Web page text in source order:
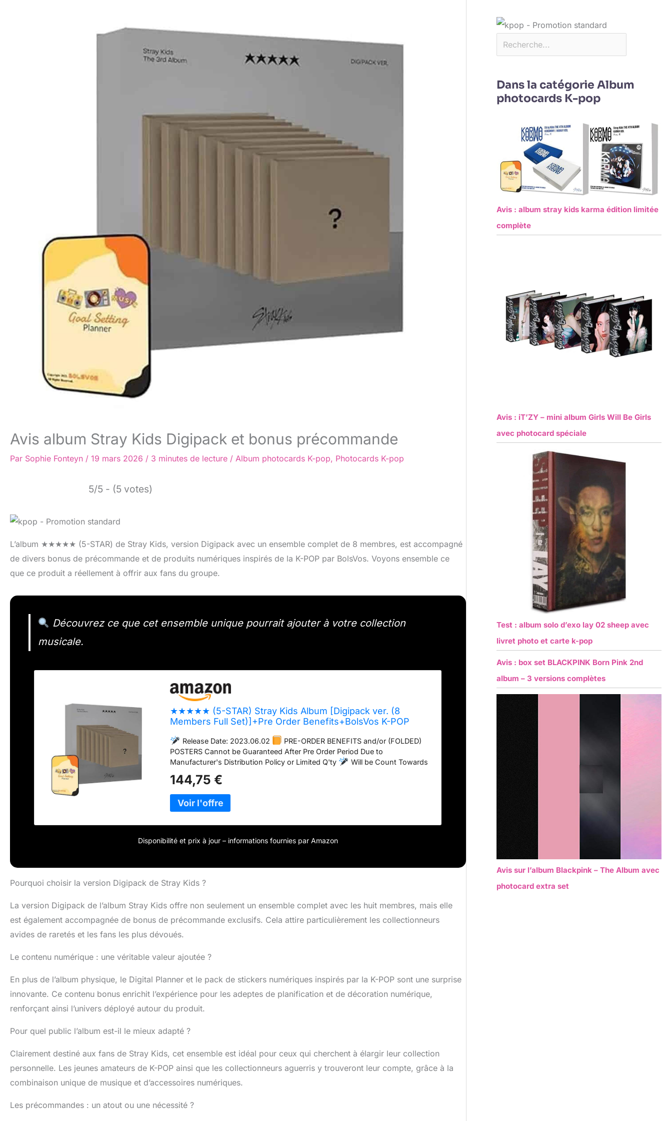
Avis album Stray Kids Digipack et bonus précommande
Par Sophie Fonteyn / 19 mars 2026 / 3 minutes de lecture / Album photocards K-pop, Photocards K-pop
5/5 - (5 votes)
L’album ★★★★★ (5-STAR) de Stray Kids, version Digipack avec un ensemble complet de 8 membres, est accompagné
de divers bonus de précommande et de produits numériques inspirés de la K-POP par BolsVos. Voyons ensemble ce
que ce produit a réellement à offrir aux fans du groupe.
Découvrez ce que cet ensemble unique pourrait ajouter à votre collection
musicale.
★★★★★ (5-STAR) Stray Kids Album [Digipack ver. (8
Members Full Set)]+Pre Order Benefits+BolsVos K-POP
ALBUM)
Release Date: 2023.06.02
PRE-ORDER BENEFITS and/or (FOLDED)
POSTERS Cannot be Guaranteed After Pre Order Period Due to
Manufacturer's Distribution Policy or Limited Q'ty
Will be Count Towards
Company (No. N2002M006)
BolsVos - All Rights Reserved / Warning: Unauthorized Selling Activity
Without Official Permission from BolsVos MUST BE REPORTED to Amazon as
& Trustworthy Local Delivery Service)
144,75 €
Disponibilité et prix à jour – informations fournies par Amazon
Pourquoi choisir la version Digipack de Stray Kids ?
La version Digipack de l’album Stray Kids offre non seulement un ensemble complet avec les huit membres, mais elle
est également accompagnée de bonus de précommande exclusifs. Cela attire particulièrement les collectionneurs
avides de raretés et les fans les plus dévoués.
Le contenu numérique : une véritable valeur ajoutée ?
En plus de l’album physique, le Digital Planner et le pack de stickers numériques inspirés par la K-POP sont une surprise
innovante. Ce contenu bonus enrichit l’expérience pour les adeptes de planification et de décoration numérique,
renforçant ainsi l’univers déployé autour du produit.
Pour quel public l’album est-il le mieux adapté ?
Clairement destiné aux fans de Stray Kids, cet ensemble est idéal pour ceux qui cherchent à élargir leur collection
personnelle. Les jeunes amateurs de K-POP ainsi que les collectionneurs aguerris y trouveront leur compte, grâce à la
combinaison unique de musique et d’accessoires numériques.
Les précommandes : un atout ou une nécessité ?
Dans la catégorie Album
photocards K-pop
Avis : album stray kids karma édition limitée
complète
Avis : iT’ZY – mini album Girls Will Be Girls
avec photocard spéciale
Test : album solo d’exo lay 02 sheep avec
livret photo et carte k-pop
Avis : box set BLACKPINK Born Pink 2nd
album – 3 versions complètes
Avis sur l’album Blackpink – The Album avec
photocard extra set